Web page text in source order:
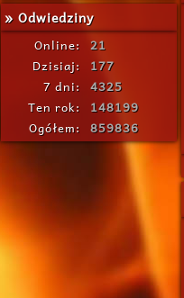
» Odwiedziny
Online: 21
Dzisiaj:
177
7 dni: 4325
Ten rok:
148199
Ogółem: 859836